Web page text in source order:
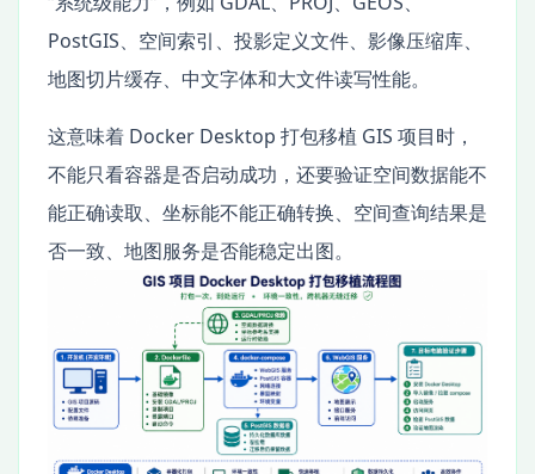
PostGIS、空间索引、投影定义文件、影像压缩库、
地图切片缓存、中文字体和大文件读写性能。
这意味着 Docker Desktop 打包移植 GIS 项目时，
不能只看容器是否启动成功，还要验证空间数据能不
能正确读取、坐标能不能正确转换、空间查询结果是
否一致、地图服务是否能稳定出图。